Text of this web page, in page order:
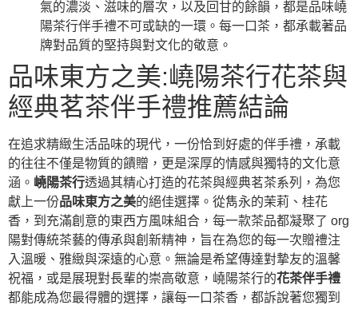
氣的濃淡、滋味的層次，以及回甘的餘韻，都是品味嶢
陽茶行伴手禮不可或缺的一環。每一口茶，都承載著品
牌對品質的堅持與對文化的敬意。
品味東方之美:嶢陽茶行花茶與
經典茗茶伴手禮推薦結論
在追求精緻生活品味的現代，一份恰到好處的伴手禮，承載
的往往不僅是物質的饋贈，更是深厚的情感與獨特的文化意
涵。 嶢陽茶行透過其精心打造的花茶與經典茗茶系列，為您
獻上一份品味東方之美的絕佳選擇。從雋永的茉莉、桂花
香，到充滿創意的東西方風味組合，每一款茶品都凝聚了 org
陽對傳統茶藝的傳承與創新精神，旨在為您的每一次贈禮注
入溫暖、雅緻與深遠的心意。無論是希望傳達對摯友的溫馨
祝福，或是展現對長輩的崇高敬意，嶢陽茶行的花茶伴手禮
都能成為您最得體的選擇，讓每一口茶香，都訴說著您獨到